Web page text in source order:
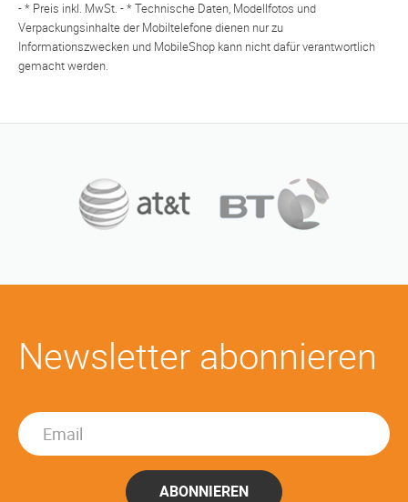
- * Preis inkl. MwSt. - * Technische Daten, Modellfotos und
Verpackungsinhalte der Mobiltelefone dienen nur zu
Informationszwecken und MobileShop kann nicht dafür verantwortlich
gemacht werden.
Newsletter abonnieren
ABONNIEREN